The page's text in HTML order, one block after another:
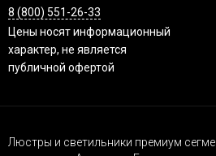
8 (800) 551-26-33
Цены носят информационный
характер, не является
публичной офертой
Люстры и светильники премиум